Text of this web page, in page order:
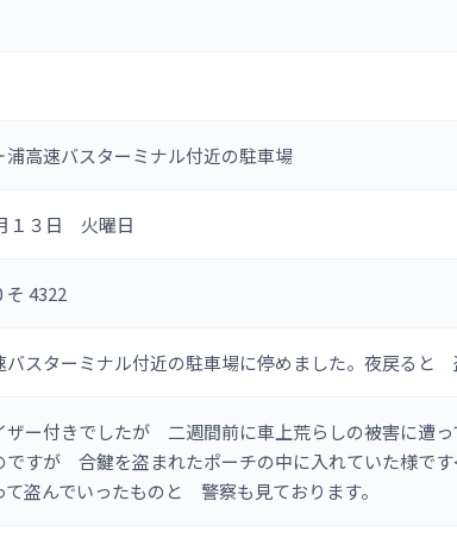
浦高速バスターミナル付近の駐車場
１３日 火曜日
そ 4322
バスターミナル付近の駐車場に停めました。夜戻ると
ザー付きでしたが 二週間前に車上荒らしの被害に遭
ですが 合鍵を盗まれたポーチの中に入れていた様で
て盗んでいったものと 警察も見ております。